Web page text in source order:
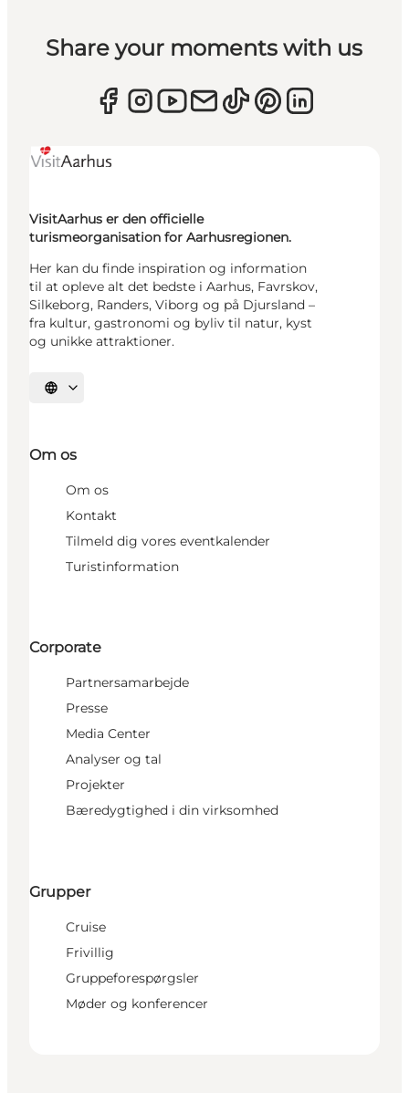
Share your moments with us
VisitAarhus er den officielle
turismeorganisation for Aarhusregionen.
Her kan du finde inspiration og information
til at opleve alt det bedste i Aarhus, Favrskov,
Silkeborg, Randers, Viborg og på Djursland –
fra kultur, gastronomi og byliv til natur, kyst
og unikke attraktioner.
Vælg sprog
Om os
Om os
Kontakt
Tilmeld dig vores eventkalender
Turistinformation
Corporate
Partnersamarbejde
Presse
Media Center
Analyser og tal
Projekter
Bæredygtighed i din virksomhed
Grupper
Cruise
Frivillig
Gruppeforespørgsler
Møder og konferencer